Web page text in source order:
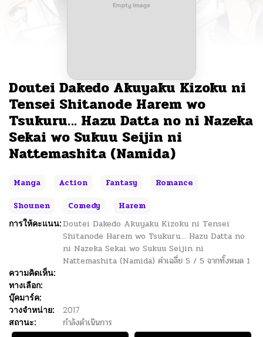
Doutei Dakedo Akuyaku Kizoku ni
Tensei Shitanode Harem wo
Tsukuru… Hazu Datta no ni Nazeka
Sekai wo Sukuu Seijin ni
Nattemashita (Namida)
Manga Action Fantasy
Romance
Shounen
Comedy
Harem
การให้คะแนน:Doutei Dakedo Akuyaku Kizoku ni Tensei
Shitanode Harem wo Tsukuru… Hazu Datta no
ni Nazeka Sekai wo Sukuu Seijin ni
Nattemashita (Namida) ค่าเฉลี่ย 5 / 5 จากทั้งหมด 1
ความคิดเห็น:
ทางเลือก:
บุ๊คมาร์ค:
วางจำหน่าย:
2017
สถานะ:
กำลังดำเนินการ